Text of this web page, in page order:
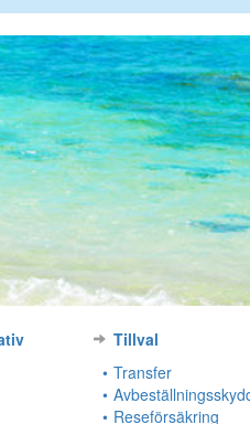
Tillval
Transfer
Reseförsäkring